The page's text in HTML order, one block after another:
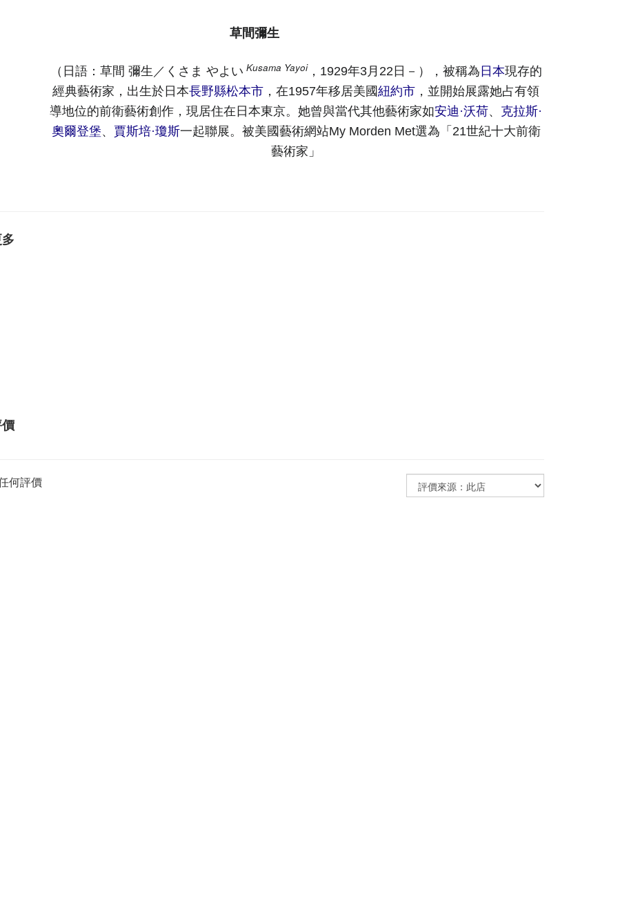
草間彌生
（日語： 草間 彌生 ／ くさま やよい Kusama Yayoi，1929年3月22日 － ），被稱為 日本現存的
經典藝術家，出生於日本長野縣松本市 ，在1957年移居美國紐約市 ，並開始展露她占有領
導地位的前衛藝術創作，現居住在日本東京。她曾與當代其他藝術家如安迪·沃荷、 克拉斯·
奧爾登堡、 賈斯培·瓊斯一起聯展。被美國藝術網站My Morden Met選為「21世紀十大前衛
藝術家」
何評價